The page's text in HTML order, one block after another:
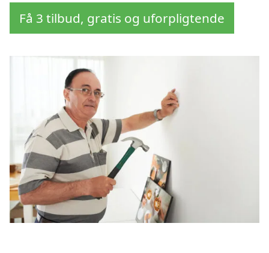
Få 3 tilbud, gratis og uforpligtende